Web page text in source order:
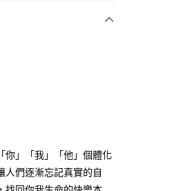
會自動跳轉到大哥付的交易
款截止日，確認付款後即
你」「我」「他」個體化
人們逐漸忘記真實的自